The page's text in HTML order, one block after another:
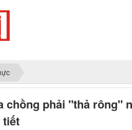
chồng phải "thả rông"
tiết